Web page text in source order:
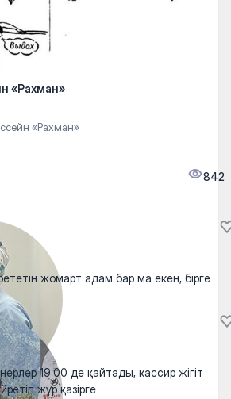
«Рахман»
«Рахман»
842
жомарт адам бар ма екен, бірге
19:00 де қайтады, кассир жігіт
жүр қазірге